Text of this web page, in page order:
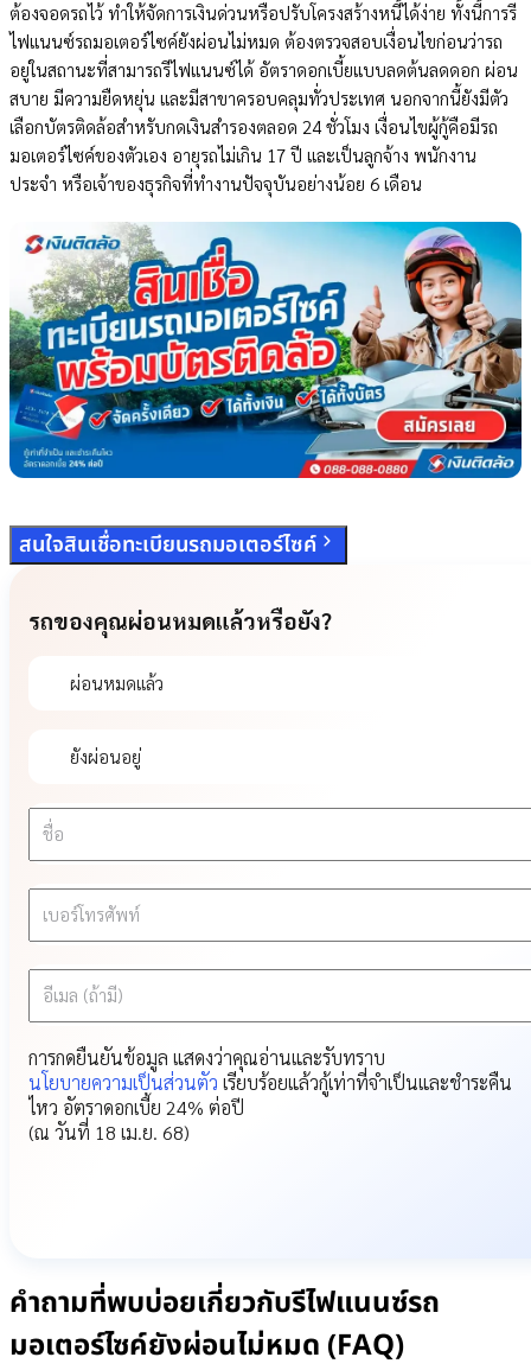
ต้องจอดรถไว้ ทำให้จัดการเงินด่วนหรือปรับโครงสร้างหนี้ได้ง่าย ทั้งนี้การรี
ไฟแนนซ์รถมอเตอร์ไซค์ยังผ่อนไม่หมด ต้องตรวจสอบเงื่อนไขก่อนว่ารถ
อยู่ในสถานะที่สามารถรีไฟแนนซ์ได้ อัตราดอกเบี้ยแบบลดต้นลดดอก ผ่อน
สบาย มีความยืดหยุ่น และมีสาขาครอบคลุมทั่วประเทศ นอกจากนี้ยังมีตัว
เลือกบัตรติดล้อสำหรับกดเงินสำรองตลอด 24 ชั่วโมง เงื่อนไขผู้กู้คือมีรถ
มอเตอร์ไซค์ของตัวเอง อายุรถไม่เกิน 17 ปี และเป็นลูกจ้าง พนักงาน
ประจำ หรือเจ้าของธุรกิจที่ทำงานปัจจุบันอย่างน้อย 6 เดือน
สนใจสินเชื่อทะเบียนรถมอเตอร์ไซค์
รถของคุณผ่อนหมดแล้วหรือยัง?
ผ่อนหมดแล้ว
ยังผ่อนอยู่
ชื่อ
เบอร์โทรศัพท์
อีเมล (ถ้ามี)
การกดยืนยันข้อมูล แสดงว่าคุณอ่านและรับทราบ
นโยบายความเป็นส่วนตัว เรียบร้อยแล้วกู้เท่าที่จำเป็นและชำระคืน
ไหว อัตราดอกเบี้ย 24% ต่อปี
(ณ วันที่ 18 เม.ย. 68)
คำถามที่พบบ่อยเกี่ยวกับรีไฟแนนซ์รถ
มอเตอร์ไซค์ยังผ่อนไม่หมด (FAQ)